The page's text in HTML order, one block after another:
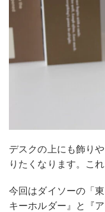
デスクの上にも飾り
りたくなります。こ
今回はダイソーの「
キーホルダー』と『